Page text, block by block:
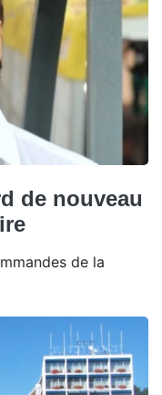
de nouveau
de la